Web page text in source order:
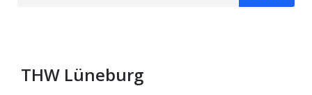
THW Lüneburg